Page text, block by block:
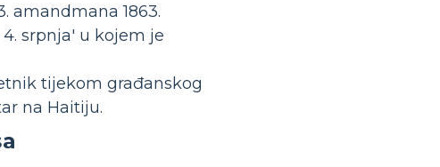
amandmana 1863.
srpnja' u kojem je
tijekom građanskog
na Haitiju.